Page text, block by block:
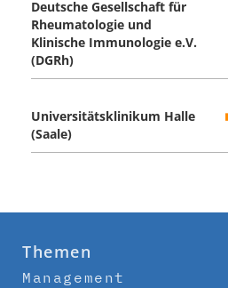
Deutsche Gesellschaft für
Rheumatologie und
Klinische Immunologie e.V.
(DGRh)
Universitätsklinikum Halle
(Saale)
Themen
Management